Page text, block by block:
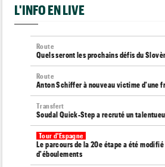
L'INFO EN LIVE
Route
Quels seront les prochains défis du
Route
Anton Schiffer à nouveau victime d'une
Transfert
Soudal Quick-Step a recruté un
Tour d'Espagne
Le parcours de la 20e étape a été
d'éboulements